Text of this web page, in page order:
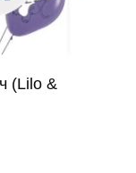
(Lilo &